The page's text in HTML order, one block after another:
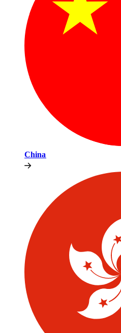
China​​